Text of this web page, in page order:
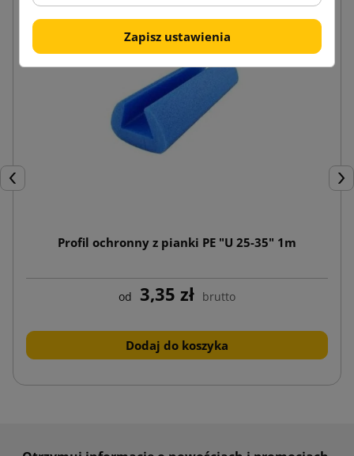
Poprzedni
Profil ochronny z pianki PE "U 25-35" 1m
od 3,35 zł brutto
Dodaj do koszyka
Zapisz ustawienia